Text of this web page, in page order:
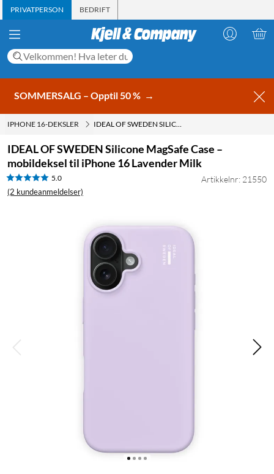
PRIVATPERSON BEDRIFT
SOMMERSALG – Opptil 50 % →
IPHONE 16-DEKSLER IDEAL OF SWEDEN SILICONE MAGSAFE CASE – MOBILDEKSEL TIL IPHONE 16 LAVENDER MILK
IDEAL OF SWEDEN Silicone MagSafe Case –
mobildeksel til iPhone 16 Lavender Milk
5.0
(2 kundeanmeldelser)
Artikkelnr: 21550